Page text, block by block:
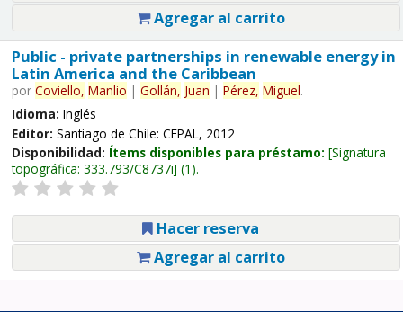
Agregar al carrito
Public - private partnerships in renewable energy in
Latin America and the Caribbean
por Coviello, Manlio | Gollán, Juan | Pérez, Miguel.
Idioma: Inglés
Editor: Santiago de Chile: CEPAL, 2012
Disponibilidad: Ítems disponibles para préstamo: Signatura
topográfica: 333.793/C8737i (1).
Hacer reserva
Agregar al carrito